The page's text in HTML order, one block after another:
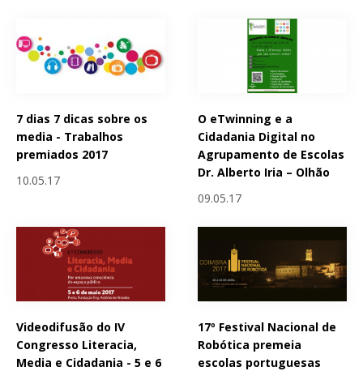
7 dias 7 dicas sobre os
media - Trabalhos
premiados 2017
10.05.17
O eTwinning e a
Cidadania Digital no
Agrupamento de Escolas
Dr. Alberto Iria – Olhão
09.05.17
Videodifusão do IV
Congresso Literacia,
Media e Cidadania - 5 e 6
17º Festival Nacional de
Robótica premeia
escolas portuguesas